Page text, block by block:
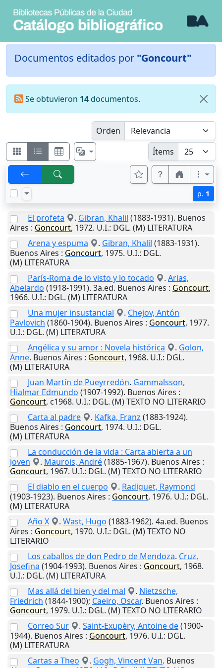
Documentos editados por "Goncourt"
Se obtuvieron 14documentos.
Orden
Ítems
p. 1
El profeta . Gibran, Khalil (1883-1931). Buenos
Aires : Goncourt, 1972. U.I.: DGL. (M) LITERATURA
Arena y espuma
. Gibran, Khalil (1883-1931).
Buenos Aires : Goncourt, 1975. U.I.: DGL.
(M) LITERATURA
París-Roma de lo visto y lo tocado
. Arias,
Abelardo (1918-1991). 3a.ed. Buenos Aires : Goncourt,
1966. U.I.: DGL. (M) LITERATURA
Una mujer insustancial
. Chejov, Antón
Pavlovich (1860-1904). Buenos Aires : Goncourt, 1977.
U.I.: DGL. (M) LITERATURA
Angélica y su amor : Novela histórica
. Golon,
Anne. Buenos Aires : Goncourt, 1968. U.I.: DGL.
(M) LITERATURA
Juan Martín de Pueyrredón. Gammalsson,
Hialmar Edmundo (1907-1992). Buenos Aires :
Goncourt, c1968. U.I.: DGL. (M) TEXTO NO LITERARIO
Carta al padre
. Kafka, Franz (1883-1924).
Buenos Aires : Goncourt, 1974. U.I.: DGL.
(M) LITERATURA
La conducción de la vida : Carta abierta a un
joven
. Maurois, André(1885-1967). Buenos Aires :
Goncourt, 1967. U.I.: DGL. (M) TEXTO NO LITERARIO
El diablo en el cuerpo
. Radiguet, Raymond
(1903-1923). Buenos Aires : Goncourt, 1976. U.I.: DGL.
(M) LITERATURA
Año X
. Wast, Hugo (1883-1962). 4a.ed. Buenos
Aires : Goncourt, 1970. U.I.: DGL. (M) TEXTO NO
LITERARIO
Los caballos de don Pedro de Mendoza. Cruz,
Josefina (1904-1993). Buenos Aires : Goncourt, 1968.
U.I.: DGL. (M) LITERATURA
Mas allá del bien y del mal
. Nietzsche,
Friedrich (1844-1900); Caeiro, Oscar. Buenos Aires :
Goncourt, 1979. U.I.: DGL. (M) TEXTO NO LITERARIO
Correo Sur
. Saint-Exupèry, Antoine de(1900-
1944). Buenos Aires : Goncourt, 1976. U.I.: DGL.
(M) LITERATURA
Cartas a Theo
. Gogh, Vincent Van. Buenos